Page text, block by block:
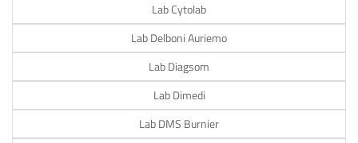
Lab Cytolab
Lab Delboni Auriemo
Lab Diagsom
Lab Dimedi
Lab DMS Burnier